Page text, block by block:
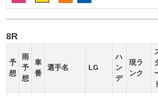
8R
予
想
雨
予
想
車
番
選手名 LG
ハ
ン
デ
現ラ
ンク